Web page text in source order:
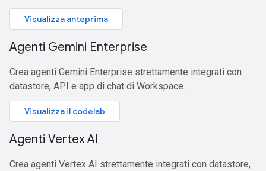
Visualizza anteprima
Agenti Gemini Enterprise
Crea agenti Gemini Enterprise strettamente integrati con
datastore, API e app di chat di Workspace.
Visualizza il codelab
Agenti Vertex AI
Crea agenti Vertex AI strettamente integrati con datastore,